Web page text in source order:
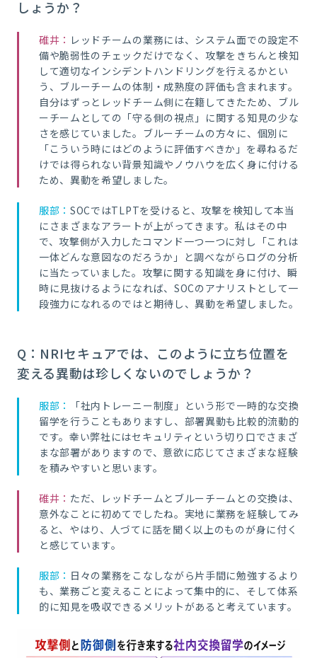
しょうか？
碓井： レッドチームの業務には、システム面での設定不
備や脆弱性のチェックだけでなく、攻撃をきちんと検知
して適切なインシデントハンドリングを行えるかとい
う、ブルーチームの体制・成熟度の評価も含まれます。
自分はずっとレッドチーム側に在籍してきたため、ブル
ーチームとしての「守る側の視点」に関する知見の少な
さを感じていました。ブルーチームの方々に、個別に
「こういう時にはどのように評価すべきか」を尋ねるだ
けでは得られない背景知識やノウハウを広く身に付ける
ため、異動を希望しました。
服部： SOCではTLPTを受けると、攻撃を検知して本当
にさまざまなアラートが上がってきます。私はその中
で、攻撃側が入力したコマンド一つ一つに対し「これは
一体どんな意図なのだろうか」と調べながらログの分析
に当たっていました。攻撃に関する知識を身に付け、瞬
時に見抜けるようになれば、SOCのアナリストとして一
段強力になれるのではと期待し、異動を希望しました。
Q：NRIセキュアでは、このように立ち位置を
変える異動は珍しくないのでしょうか？
服部：
「社内トレーニー制度」という形で一時的な交換
留学を行うこともありますし、部署異動も比較的流動的
です。幸い弊社にはセキュリティという切り口でさまざ
まな部署がありますので、意欲に応じてさまざまな経験
を積みやすいと思います。
碓井： ただ、レッドチームとブルーチームとの交換は、
意外なことに初めてでしたね。実地に業務を経験してみ
ると、やはり、人づてに話を聞く以上のものが身に付く
と感じています。
服部： 日々の業務をこなしながら片手間に勉強するより
も、業務ごと変えることによって集中的に、そして体系
的に知見を吸収できるメリットがあると考えています。